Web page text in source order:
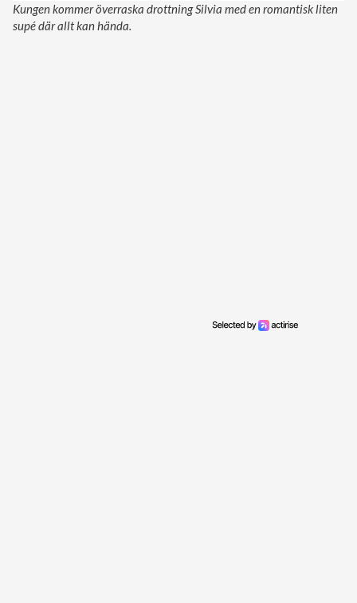
Kungen kommer överraska drottning Silvia med en romantisk liten
supé där allt kan hända.